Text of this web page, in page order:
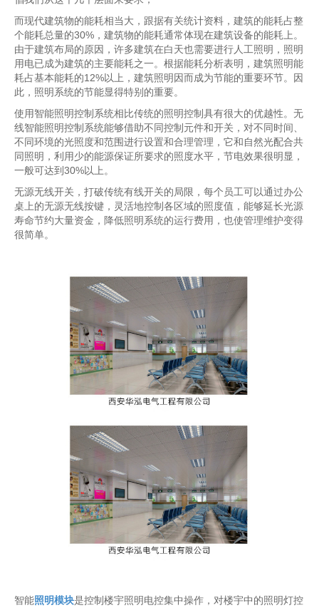
而现代建筑物的能耗相当大，跟据有关统计资料，建筑的能耗占整
个能耗总量的30%，建筑物的能耗通常体现在建筑设备的能耗上。
由于建筑布局的原因，许多建筑在白天也需要进行人工照明，照明
用电已成为建筑的主要能耗之一。根据能耗分析表明，建筑照明能
耗占基本能耗的12%以上，建筑照明因而成为节能的重要环节。因
此，照明系统的节能显得特别的重要。
使用智能照明控制系统相比传统的照明控制具有很大的优越性。无
线智能照明控制系统能够借助不同控制元件和开关，对不同时间、
不同环境的光照度和范围进行设置和合理管理，它和自然光配合共
同照明，利用少的能源保证所要求的照度水平，节电效果很明显，
一般可达到30%以上。
无源无线开关，打破传统有线开关的局限，每个员工可以通过办公
桌上的无源无线按键，灵活地控制各区域的照度值，能够延长光源
寿命节约大量资金，降低照明系统的运行费用，也使管理维护变得
很简单。
智能照明模块是控制楼宇照明电控集中操作，对楼宇中的照明灯控